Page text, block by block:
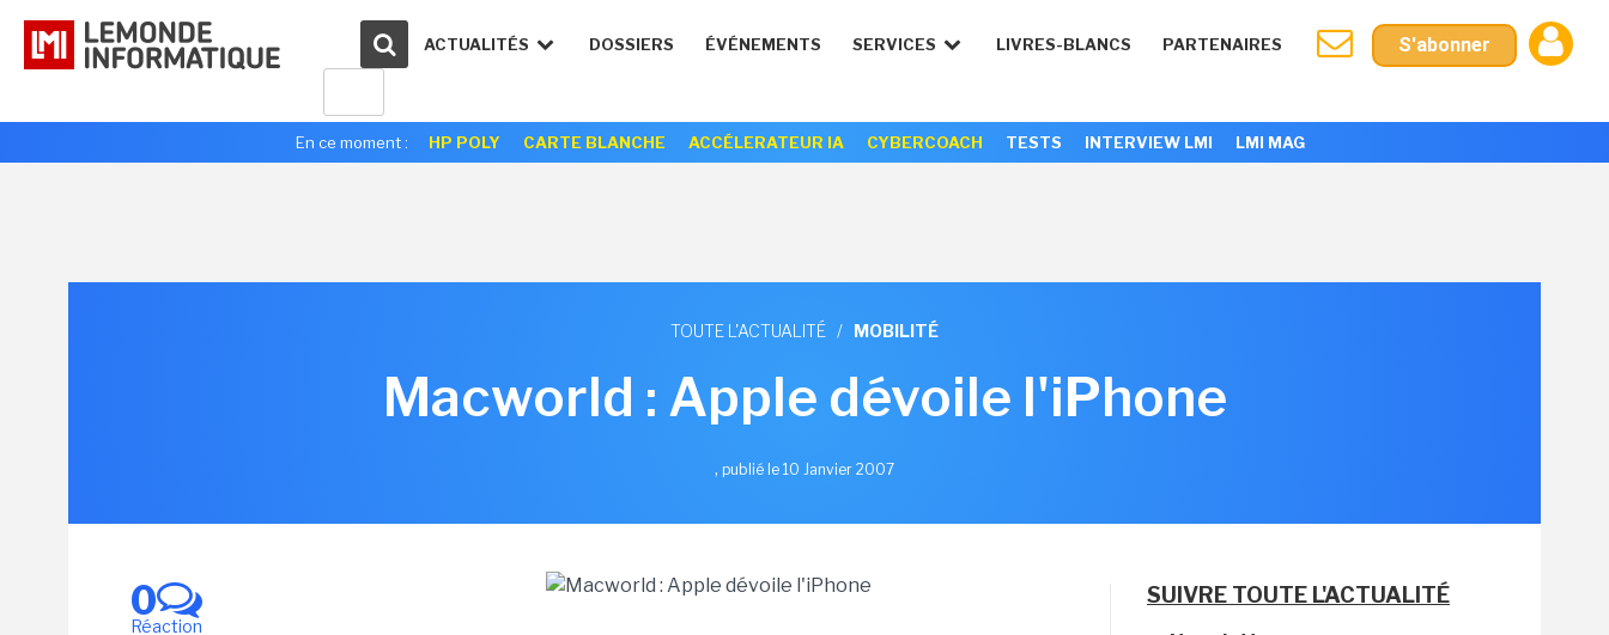
ACTUALITÉS DOSSIERS ÉVÉNEMENTS SERVICES LIVRES-BLANCS PARTENAIRES S'abonner
En ce moment : HP POLY CARTE BLANCHE ACCÉLERATEUR IA CYBERCOACH TESTS INTERVIEW LMI LMI MAG
TOUTE L'ACTUALITÉ / MOBILITÉ
Macworld : Apple dévoile l'iPhone
, publié le 10 Janvier 2007
0
Réaction
SUIVRE TOUTE L'ACTUALITÉ